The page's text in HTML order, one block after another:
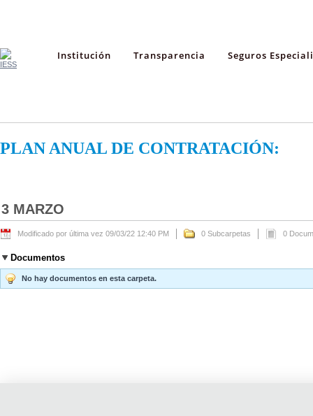
Institución Transparencia Seguros
PLAN ANUAL DE CONTRATACIÓN:
3 MARZO
Modificado por última vez 09/03/22 12:40 PM 0 Subcarpetas 0
Documentos
No hay documentos en esta carpeta.